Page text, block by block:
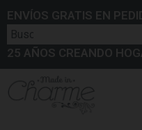
ENVÍOS GRATIS EN
25 AÑOS CREANDO